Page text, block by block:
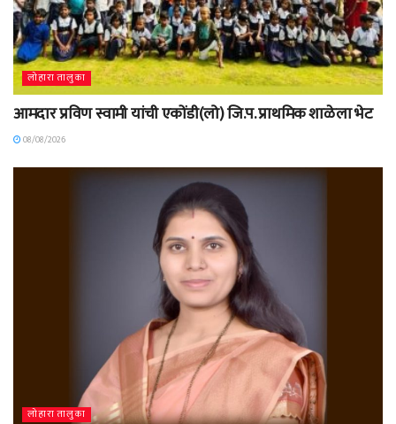
लोहारा तालुका
आमदार प्रविण स्वामी यांची एकोंडी(लो) जि.प. प्राथमिक शाळेला भेट
08/08/2026
लोहारा तालुका